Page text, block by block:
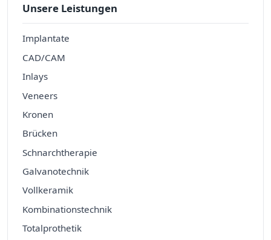
Unsere Leistungen
Implantate
CAD/CAM
Inlays
Veneers
Kronen
Brücken
Schnarchtherapie
Galvanotechnik
Vollkeramik
Kombinationstechnik
Totalprothetik